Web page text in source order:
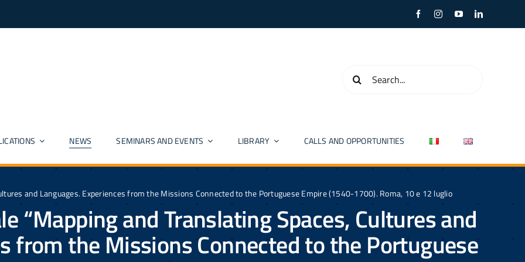
Search
for:
NEWS SEMINARS AND EVENTS LIBRARY CALLS AND OPPORTUNITIES
and Languages. Experiences from the Missions Connected to the Portuguese Empire (1540-1700). Roma, 10 e 12 luglio
“Mapping and Translating Spaces, Cultures and
from the Missions Connected to the Portuguese